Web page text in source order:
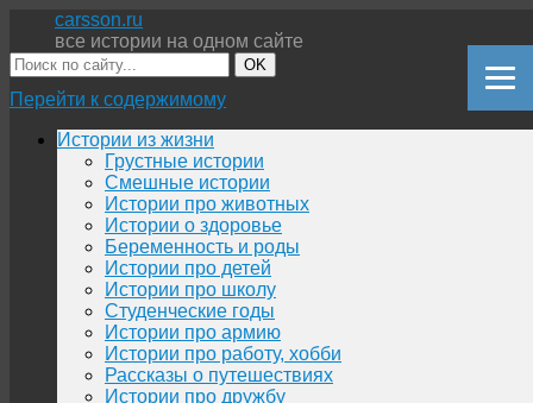
carsson.ru
все истории на одном сайте
OK
Перейти к содержимому
Истории из жизни
Грустные истории
Смешные истории
Истории про животных
Истории о здоровье
Беременность и роды
Истории про детей
Истории про школу
Студенческие годы
Истории про армию
Истории про работу, хобби
Рассказы о путешествиях
Истории про дружбу